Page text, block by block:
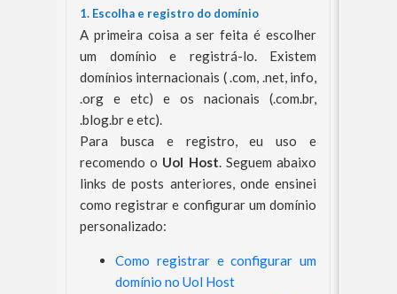
1. Escolha e registro do domínio
A primeira coisa a ser feita é escolher
um domínio e registrá-lo. Existem
domínios internacionais ( .com, .net, info,
.org e etc) e os nacionais (.com.br,
.blog.br e etc).
Para busca e registro, eu uso e
recomendo o Uol Host. Seguem abaixo
links de posts anteriores, onde ensinei
como registrar e configurar um domínio
personalizado:
Como registrar e configurar um
domínio no Uol Host